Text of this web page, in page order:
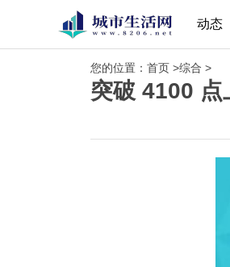
动态
您的位置： 首页 >综合 >
突破 4100 点